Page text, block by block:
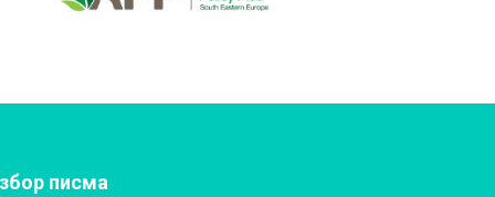
писма